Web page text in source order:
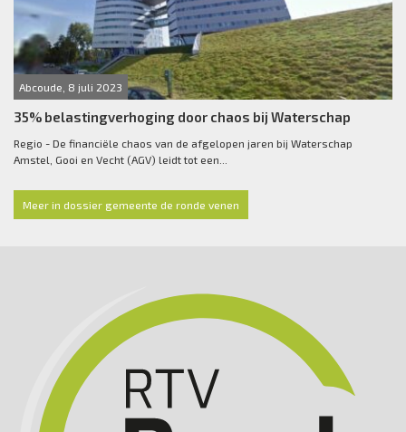
Abcoude, 8 juli 2023
35% belastingverhoging door chaos bij Waterschap
Regio - De financiële chaos van de afgelopen jaren bij Waterschap
Amstel, Gooi en Vecht (AGV) leidt tot een...
Meer in dossier gemeente de ronde venen